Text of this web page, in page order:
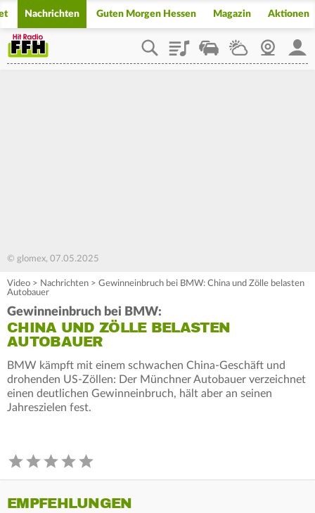
Nachrichten Guten Morgen Hessen Magazin Aktionen
PlaylistStaupilotWetterWebcam
© glomex, 07.05.2025
Video > Nachrichten > Gewinneinbruch bei BMW: China und Zölle belasten
Autobauer
Gewinneinbruch bei BMW:
CHINA UND ZÖLLE BELASTEN
AUTOBAUER
BMW kämpft mit einem schwachen China-Geschäft und
drohenden US-Zöllen: Der Münchner Autobauer verzeichnet
einen deutlichen Gewinneinbruch, hält aber an seinen
Jahreszielen fest.
EMPFEHLUNGEN